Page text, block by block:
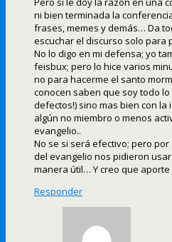
ni bien terminada la
frases, memes y demás… Da
escuchar el discurso solo para
No lo digo en mi defensa; yo
feisbux; pero lo hice varios
no para hacerme el santo
conocen saben que soy todo
defectos!) sino mas bien con la
algún no miembro o menos
evangelio..
No se si será efectivo; pero
del evangelio nos pidieron
manera útil… Y creo que
Responder